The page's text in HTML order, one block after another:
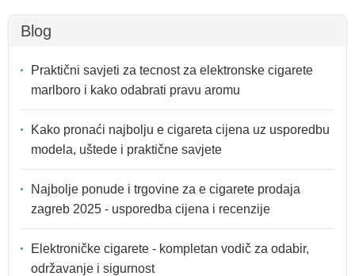
Blog
Praktični savjeti za tecnost za elektronske cigarete
marlboro i kako odabrati pravu aromu
Kako pronaći najbolju e cigareta cijena uz usporedbu
modela, uštede i praktične savjete
Najbolje ponude i trgovine za e cigarete prodaja
zagreb 2025 - usporedba cijena i recenzije
Elektroničke cigarete - kompletan vodič za odabir,
održavanje i sigurnost